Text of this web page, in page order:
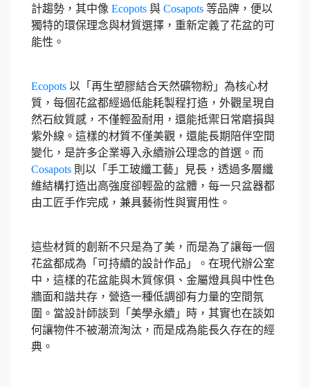
計趨勢，其中像 Ecopots 與 Cosapots 等品牌，便以
獨特的環保理念與材質選擇，重新定義了花盆的可
能性。
Ecopots 以「再生塑膠結合天然礦物粉」為核心材
質，每個花盆都經過低能耗製程打造，外觀呈現自
然石紋質感，不僅輕盈耐用，還能抵禦日常磨損與
紫外線。這樣的材質不僅美觀，還能長期陪伴空間
變化，是許多企業導入永續辦公理念的首選。而
Cosapots 則以「手工玻纖工藝」見長，透過多層纖
維結構打造出高強度卻輕盈的盆體，每一只盆器都
由工匠手作完成，兼具藝術性與實用性。
這些材質的創新不只是為了美，而是為了讓每一個
花盆都成為「可持續的設計作品」。在現代辦公室
中，這樣的花盆能與木質傢俱、金屬燈具與中性色
牆面和諧共存，營造一種低調卻有力量的空間氛
圍。當設計師談到「美學永續」時，其實也在談如
何讓物件不被潮流淘汰，而是成為能長久存在的經
典。